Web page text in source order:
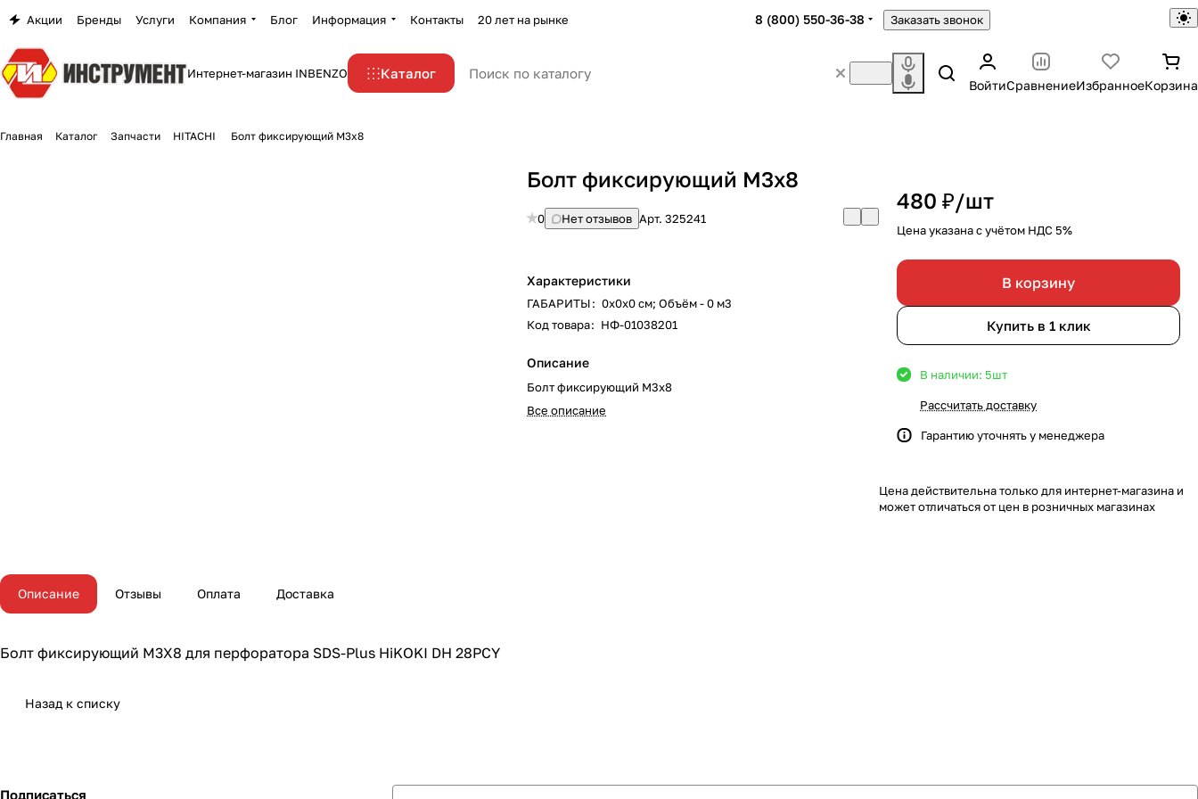
Акции Бренды Услуги Компания Блог Информация Контакты 20 лет на рынке 8 (800) 550-36-38 Заказать звонок
Интернет-магазин INBENZO Каталог
ВойтиСравнениеИзбранноеКорзина
Главная Каталог Запчасти HITACHI Болт фиксирующий М3х8
Болт фиксирующий М3х8
0 Нет отзывов Арт.325241
Характеристики
ГАБАРИТЫ: 0х0х0 см; Объём - 0 м3
Код товара: НФ-01038201
Описание
Болт фиксирующий М3х8
Все описание
480 ₽/шт
Цена указана с учётом НДС 5%
В корзину
Купить в 1 клик
В наличии: 5шт
Рассчитать доставку
Гарантию уточнять у менеджера
Цена действительна только для интернет-магазина и
может отличаться от цен в розничных магазинах
Описание Отзывы Оплата Доставка
Болт фиксирующий M3X8 для перфоратора SDS-Plus HiKOKI DH 28PCY
Назад к списку
Подписаться